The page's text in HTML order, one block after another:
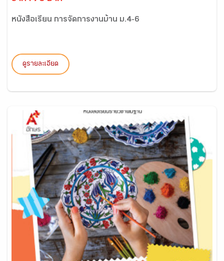
หนังสือเรียน การจัดการงานบ้าน ม.4-6
ดูรายละเอียด